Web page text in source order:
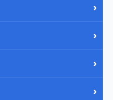
›
›
›
›